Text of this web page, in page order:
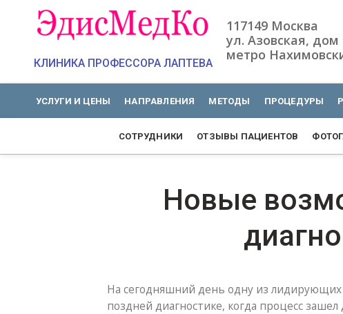
КЛИНИКА ПРОФЕССОРА ЛАПТЕВА
117149 Москва
ул. Азовская, дом
метро
УСЛУГИ И ЦЕНЫ НАПРАВЛЕНИЯ МЕТОДЫ ПРОЦЕДУРЫ
СОТРУДНИКИ ОТЗЫВЫ ПАЦИЕНТОВ
Новые
На сегодняшний день одну из
поздней диагностике, когда процесс